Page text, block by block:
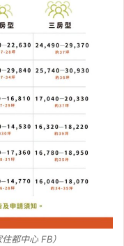
都中心 FB）